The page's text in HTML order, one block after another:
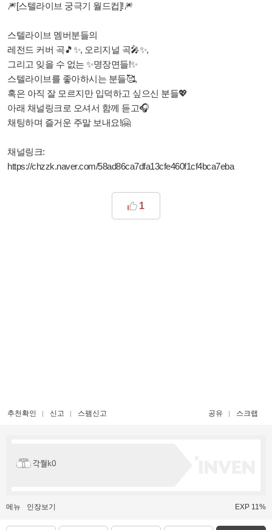
🎆[스텔라이브 궁극기 월드컵]!🎆
스텔라이브 멤버분들의
레전드 커버 곡🎵✨, 오리지널 곡🎤✨,
그리고 잊을 수 없는 ✨명장면들!✨
스텔라이브를 좋아하시는 분들🥰,
혹은 아직 잘 모르지만 입덕하고 싶으신 분들💖
아래 채널링크로 오셔서 함께 듣고🎧
채팅하며 즐거운 주말 보내요!🤗
채널링크:
https://chzzk.naver.com/58ad86ca7dfa13cfe460f1cf4bca7eba
1
추천확인 신고 스팸신고 공유 스크랩
각월k0
메뉴 인장보기 EXP 11%